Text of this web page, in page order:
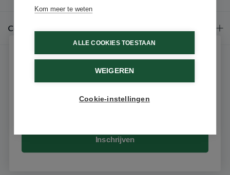
Contact
9.6 / 10 (531 beoordelingen)
Kom meer te weten
ALLE COOKIES TOESTAAN
WEIGEREN
Cookie-instellingen
Schrijf je in voor onze nieuwsbrief
Ontvang als eerste de beste aanbiedingen en persoonlijk
advies
Inschrijven